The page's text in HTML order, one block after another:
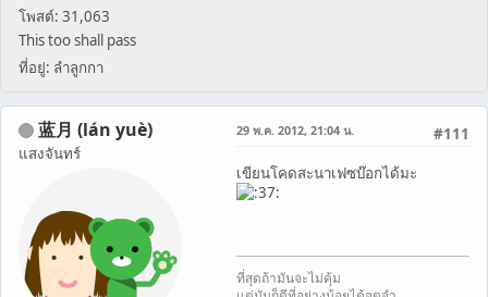
โพสต์: 31,063
This too shall pass
ที่อยู่: ลำลูกกา
蓝月 (lán yuè)
แสงจันทร์
#111
29 พ.ค. 2012, 21:04 น.
เขียนโคดสะนาเฟซบ๊อกได้มะ
ที่สุดถ้ามันจะไม่คุ้ม